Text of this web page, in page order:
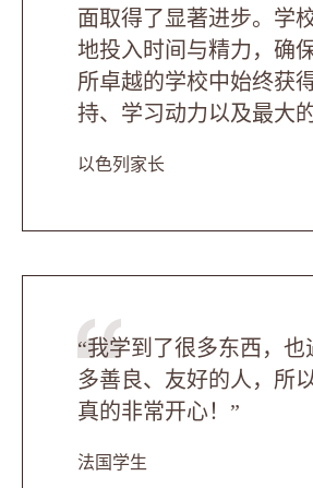
面取得了显著进步。学
地投入时间与精力，确
所卓越的学校中始终获
持、学习动力以及最大
以色列家长
“我学到了很多东西，也
多善良、友好的人，所
真的非常开心！”
法国学生